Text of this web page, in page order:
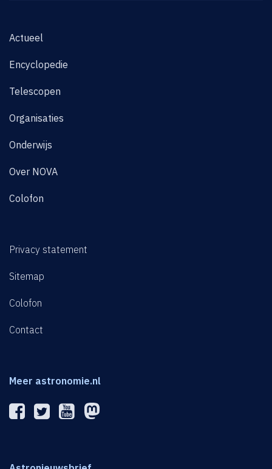
Actueel
Encyclopedie
Telescopen
Organisaties
Onderwijs
Over NOVA
Colofon
Privacy statement
Sitemap
Colofon
Contact
Meer astronomie.nl